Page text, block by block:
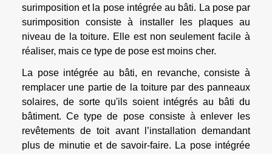
surimposition et la pose intégrée au bâti. La pose par
surimposition consiste à installer les plaques au
niveau de la toiture. Elle est non seulement facile à
réaliser, mais ce type de pose est moins cher.
La pose intégrée au bâti, en revanche, consiste à
remplacer une partie de la toiture par des panneaux
solaires, de sorte qu'ils soient intégrés au bâti du
bâtiment. Ce type de pose consiste à enlever les
revêtements de toit avant l’installation demandant
plus de minutie et de savoir-faire. La pose intégrée